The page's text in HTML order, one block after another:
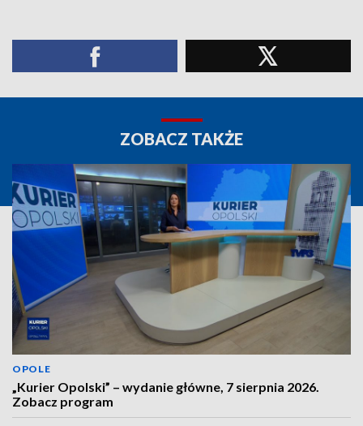
ZOBACZ TAKŻE
OPOLE
„Kurier Opolski” – wydanie główne, 7 sierpnia 2026.
Zobacz program